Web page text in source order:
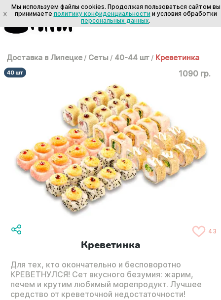
Доставка в Липецке / Сеты / 40-44 шт / Креветинка
1090 гр.
43
Креветинка
Для тех, кто окончательно и бесповоротно
КРЕВЕТНУЛСЯ! Сет вкусного безумия: жарим,
печем и крутим любимый морепродукт. Лучшее
средство от креветочной недостаточности!
X
Мы используем файлы cookies. Продолжая пользоваться сайтом вы
принимаете политику конфиденциальности и условия обработки
персональных данных.